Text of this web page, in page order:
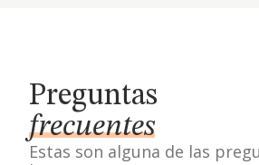
Preguntas
frecuentes
Estas son alguna de las